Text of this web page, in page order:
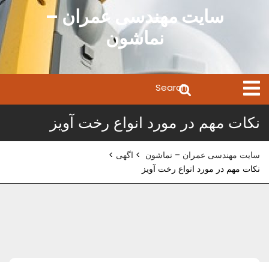
سایت مهندسی عمران –
نماشون
Open
Menu
for:
نکات مهم در مورد انواع رخت آویز
سایت مهندسی عمران – نماشون > اگهی >
نکات مهم در مورد انواع رخت آویز